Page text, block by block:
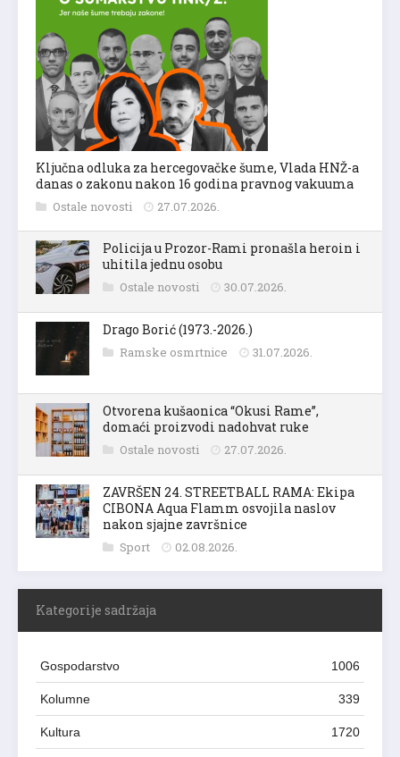
Ključna odluka za hercegovačke šume, Vlada HNŽ-a
danas o zakonu nakon 16 godina pravnog vakuuma
Ostale novosti 27.07.2026.
Policija u Prozor-Rami pronašla heroin i
uhitila jednu osobu
Ostale novosti 30.07.2026.
Drago Borić (1973.-2026.)
Ramske osmrtnice 31.07.2026.
Otvorena kušaonica “Okusi Rame”,
domaći proizvodi nadohvat ruke
Ostale novosti 27.07.2026.
ZAVRŠEN 24. STREETBALL RAMA: Ekipa
CIBONA Aqua Flamm osvojila naslov
nakon sjajne završnice
Sport 02.08.2026.
Kategorije sadržaja
Gospodarstvo 1006
Kolumne 339
Kultura 1720